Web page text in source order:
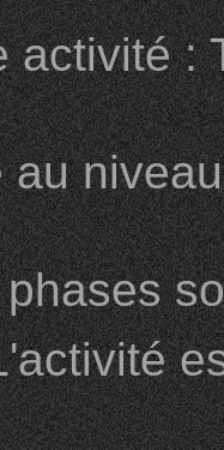
activité :
au